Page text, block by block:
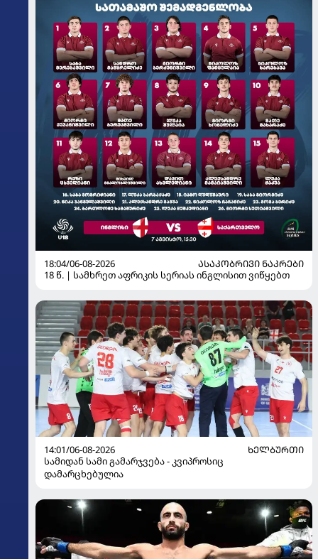
18:04/06-08-2026
ᲐᲡᲐᲙᲝᲑᲠᲘᲕᲘ ᲜᲐᲙᲠᲔᲑᲘ
18 წ. | სამხრეთ აფრიკის სერიას ინგლისით ვიწყებთ
14:01/06-08-2026
ᲮᲔᲚᲑᲣᲠᲗᲘ
სამიდან სამი გამარჯვება - კვიპროსიც
დამარცხებულია